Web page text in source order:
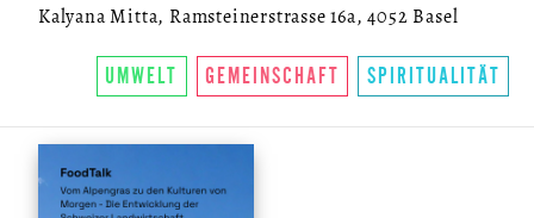
Kalyana Mitta, Ramsteinerstrasse 16a, 4052 Basel
UMWELT GEMEINSCHAFT SPIRITUALITÄT